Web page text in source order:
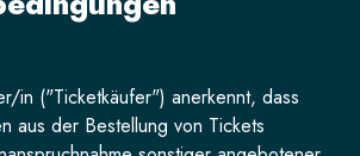
in ("Ticketkäufer") anerkennt, dass
aus der Bestellung von Tickets